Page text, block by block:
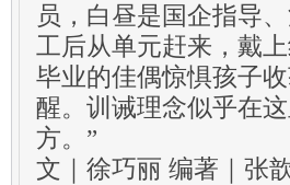
员，白昼是国企指导
工后从单元赶来，戴
毕业的佳偶惊惧孩子
醒。训诫理念似乎在
方。”
文｜徐巧丽 编著｜张